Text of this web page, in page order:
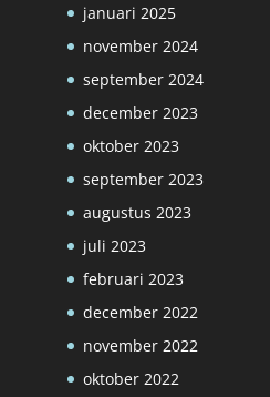
januari 2025
november 2024
september 2024
december 2023
oktober 2023
september 2023
augustus 2023
juli 2023
februari 2023
december 2022
november 2022
oktober 2022